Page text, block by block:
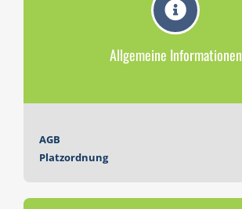
Allgemeine Informationen
AGB
Platzordnung